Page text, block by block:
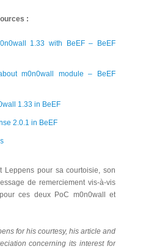
:
1.33 with BeEF – BeEF
m0n0wall module – BeEF
1.33 in BeEF
2.0.1 in BeEF
Leppens pour sa courtoisie, son
de remerciement vis-à-vis
ces deux PoC m0n0wall et
for his courtesy, his article and
concerning its interest for